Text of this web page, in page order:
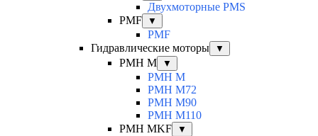
Двухмоторные PMS
PMF
▼
PMF
Гидравлические моторы
▼
PMH M ▼
PMH M
PMH M72
PMH M90
PMH M110
PMH MKF
▼